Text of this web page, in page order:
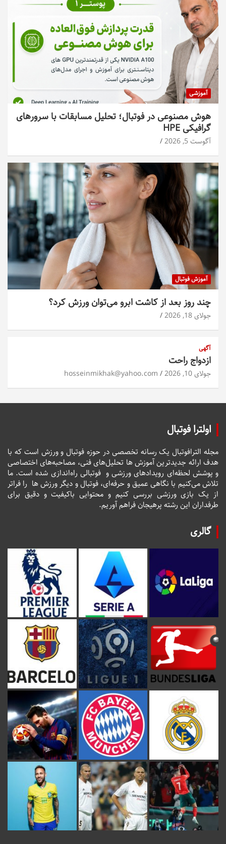
آموزشی
هوش مصنوعی در فوتبال؛ تحلیل مسابقات با سرورهای
گرافیکی HPE
آگوست 5, 2026
آموزش فوتبال
چند روز بعد از کاشت ابرو می‌توان ورزش کرد؟
جولای 18, 2026
آگهی
ازدواج راحت
جولای 10, 2026 hosseinmikhak@yahoo.com
اولترا فوتبال
مجله الترافوتبال یک رسانه تخصصی در حوزه فوتبال و ورزش است که با
هدف ارائه جدیدترین آموزش ها تحلیل‌های فنی، مصاحبه‌های اختصاصی
و پوشش لحظه‌ای رویدادهای ورزشی و فوتبالی راه‌اندازی شده است. ما
تلاش می‌کنیم با نگاهی عمیق و حرفه‌ای، فوتبال و دیگر ورزش ها را فراتر
از یک بازی ورزشی بررسی کنیم و محتوایی باکیفیت و دقیق برای
طرفداران این رشته پرهیجان فراهم آوریم.
گالری